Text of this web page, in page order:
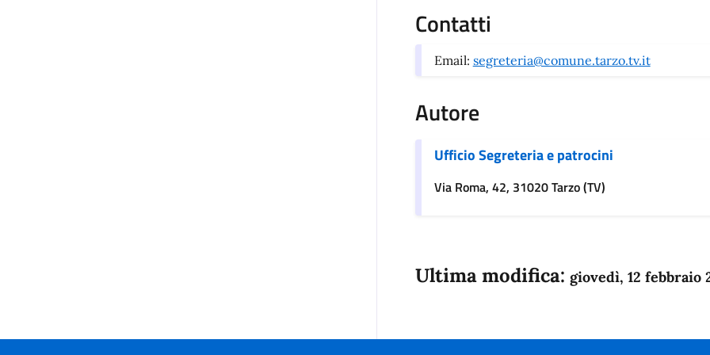
Contatti
Email: segreteria@comune.tarzo.tv.it
Autore
Ufficio Segreteria e patrocini
Via Roma, 42, 31020 Tarzo (TV)
Ultima modifica: giovedì, 12 febbraio